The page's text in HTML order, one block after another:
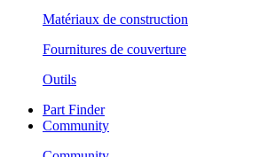
Matériaux de construction
Fournitures de couverture
Outils
Part Finder
Community